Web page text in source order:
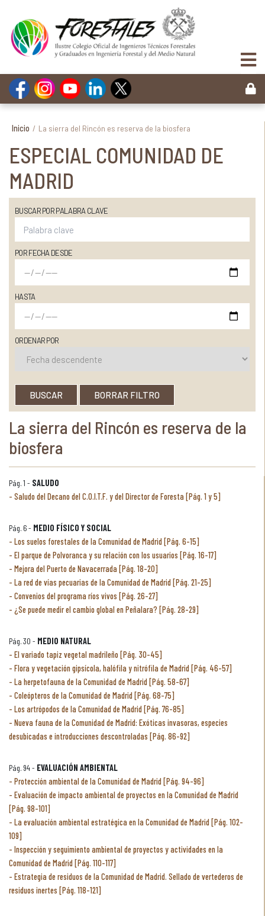
Inicio / La sierra del Rincón es reserva de la biosfera
ESPECIAL COMUNIDAD DE
MADRID
BUSCAR POR PALABRA CLAVE
POR FECHA DESDE
HASTA
ORDENAR POR
BUSCAR BORRAR FILTRO
La sierra del Rincón es reserva de la
biosfera
Pág. 1 - SALUDO
Saludo del Decano del C.O.I.T.F. y del Director de Foresta [Pág. 1 y 5]
Pág. 6 - MEDIO FÍSICO Y SOCIAL
Los suelos forestales de la Comunidad de Madrid [Pág. 6-15]
El parque de Polvoranca y su relación con los usuarios [Pág. 16-17]
Mejora del Puerto de Navacerrada [Pág. 18-20]
La red de vías pecuarias de la Comunidad de Madrid [Pág. 21-25]
Convenios del programa ríos vivos [Pág. 26-27]
¿Se puede medir el cambio global en Peñalara? [Pág. 28-29]
Pág. 30 - MEDIO NATURAL
El variado tapiz vegetal madrileño [Pág. 30-45]
Flora y vegetación gipsícola, halófila y nitrófila de Madrid [Pág. 46-57]
La herpetofauna de la Comunidad de Madrid [Pág. 58-67]
Coleópteros de la Comunidad de Madrid [Pág. 68-75]
Los artrópodos de la Comunidad de Madrid [Pág. 76-85]
Nueva fauna de la Comunidad de Madrid: Exóticas invasoras, especies
desubicadas e introducciones descontroladas [Pág. 86-92]
Pág. 94 - EVALUACIÓN AMBIENTAL
Protección ambiental de la Comunidad de Madrid [Pág. 94-96]
Evaluación de impacto ambiental de proyectos en la Comunidad de Madrid
[Pág. 98-101]
La evaluación ambiental estratégica en la Comunidad de Madrid [Pág. 102-
109]
Inspección y seguimiento ambiental de proyectos y actividades en la
Comunidad de Madrid [Pág. 110-117]
Estrategia de residuos de la Comunidad de Madrid. Sellado de vertederos de
residuos inertes [Pág. 118-121]